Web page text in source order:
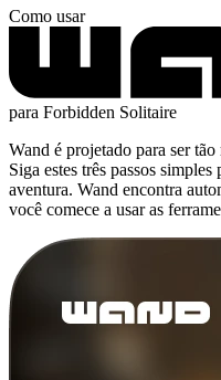
Como usar
para Forbidden Solitaire
Wand é projetado para ser
Siga estes três passos
aventura. Wand encontra
você comece a usar as